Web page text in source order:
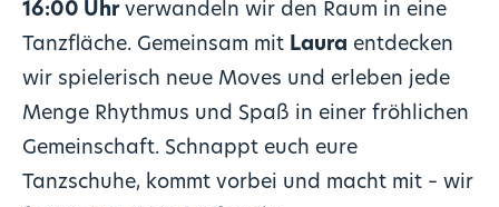
16:00 Uhrverwandeln wir den Raum in eine
Tanzfläche. Gemeinsam mit Laura entdecken
wir spielerisch neue Moves und erleben jede
Menge Rhythmus und Spaß in einer fröhlichen
Gemeinschaft. Schnappt euch eure
Tanzschuhe, kommt vorbei und macht mit – wir